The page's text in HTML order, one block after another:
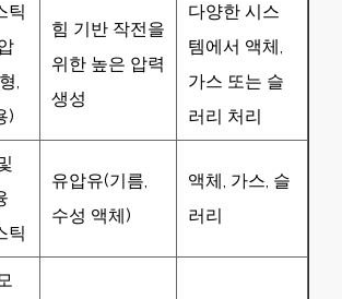
틱
,
)
힘 기반 작전을
위한 높은 압력
생성
다양한 시스
템에서 액체,
가스 또는 슬
러리 처리
틱
유압유(기름,
수성 액체)
액체, 가스, 슬
러리